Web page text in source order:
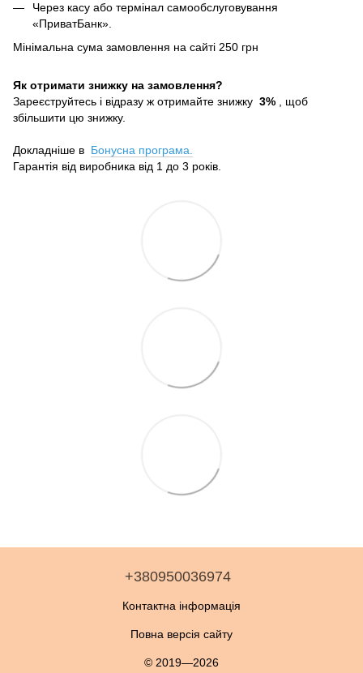
Через касу або термінал самообслуговування
«ПриватБанк».
Мінімальна сума замовлення на сайті 250 грн
Як отримати знижку на замовлення?
Зареєструйтесь і відразу ж отримайте знижку 3% , щоб
збільшити цю знижку.
Докладніше в Бонусна програма.
Гарантія від виробника від 1 до 3 років.
+380950036974
Контактна інформація
Повна версія сайту
© 2019—2026